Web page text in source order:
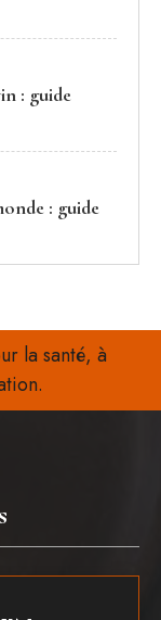
: guide
: guide
la santé, à